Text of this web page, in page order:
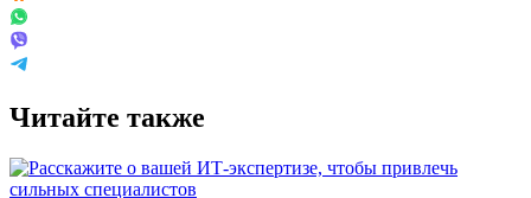
Читайте также